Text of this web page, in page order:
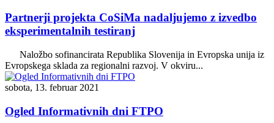
Partnerji projekta CoSiMa nadaljujemo z izvedbo
eksperimentalnih testiranj
Naložbo sofinancirata Republika Slovenija in Evropska unija iz
Evropskega sklada za regionalni razvoj. V okviru...
sobota, 13. februar 2021
Ogled Informativnih dni FTPO